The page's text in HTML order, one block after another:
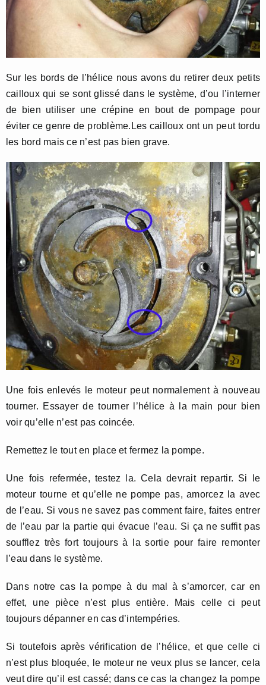
Sur les bords de l’hélice nous avons du retirer deux petits
cailloux qui se sont glissé dans le système, d’ou l’interner
de bien utiliser une crépine en bout de pompage pour
éviter ce genre de problème.Les cailloux ont un peut tordu
les bord mais ce n’est pas bien grave.
Une fois enlevés le moteur peut normalement à nouveau
tourner. Essayer de tourner l’hélice à la main pour bien
voir qu’elle n’est pas coincée.
Remettez le tout en place et fermez la pompe.
Une fois refermée, testez la. Cela devrait repartir. Si le
moteur tourne et qu’elle ne pompe pas, amorcez la avec
de l’eau. Si vous ne savez pas comment faire, faites entrer
de l’eau par la partie qui évacue l’eau. Si ça ne suffit pas
soufflez très fort toujours à la sortie pour faire remonter
l’eau dans le système.
Dans notre cas la pompe à du mal à s’amorcer, car en
effet, une pièce n’est plus entière. Mais celle ci peut
toujours dépanner en cas d’intempéries.
Si toutefois après vérification de l’hélice, et que celle ci
n’est plus bloquée, le moteur ne veux plus se lancer, cela
veut dire qu’il est cassé; dans ce cas la changez la pompe